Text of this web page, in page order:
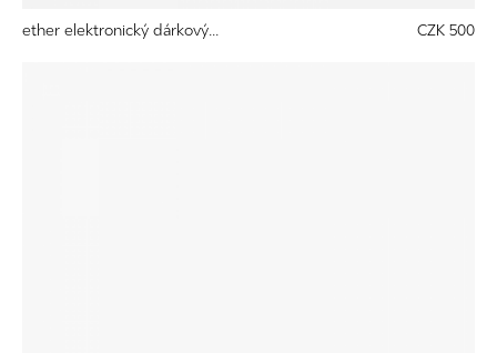
ether elektronický dárkový... CZK 500